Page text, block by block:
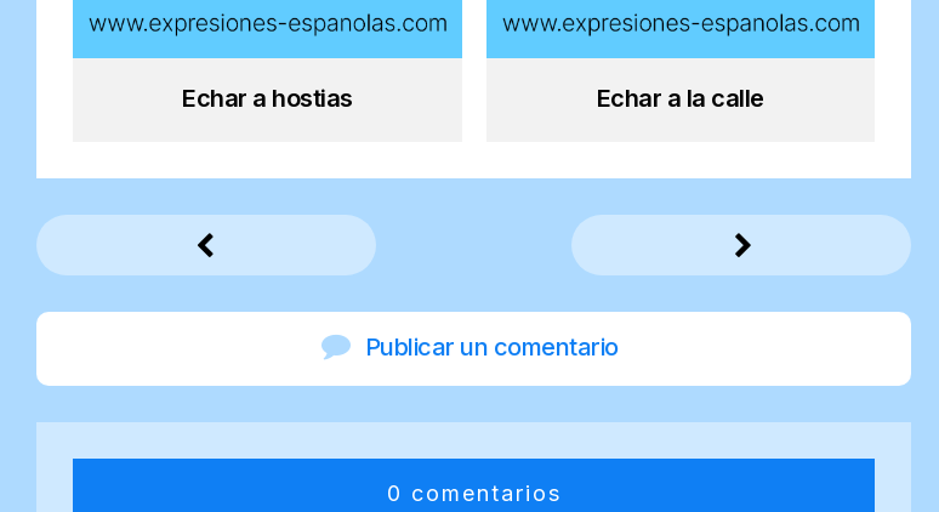
Echar a hostias Echar a la calle
Publicar un comentario
0 comentarios